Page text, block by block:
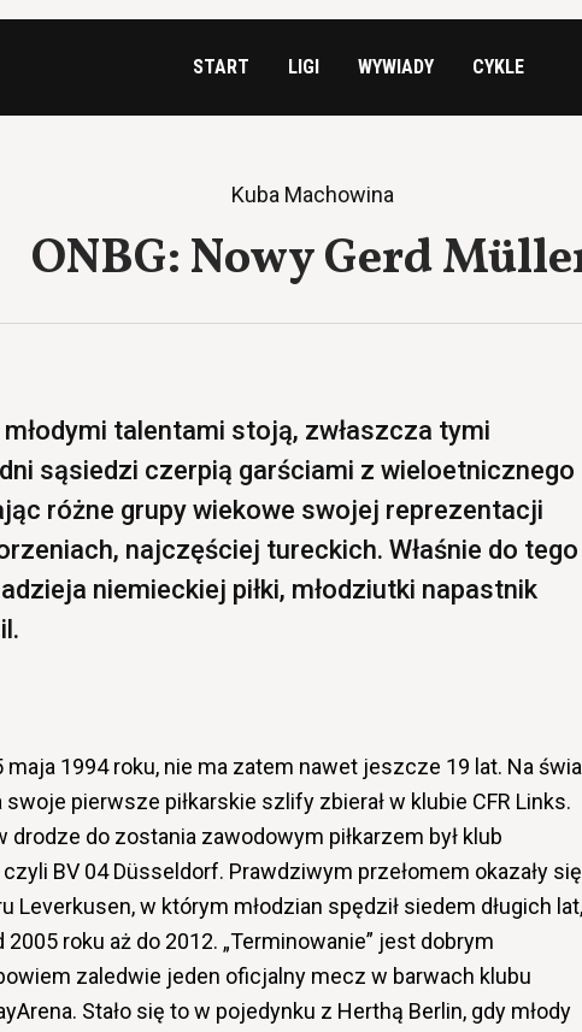
START LIGI WYWIADY CYKLE
Kuba Machowina
ONBG: Nowy Gerd
talentami stoją, zwłaszcza tymi
sąsiedzi czerpią garściami z wieloetnicznego
różne grupy wiekowe swojej reprezentacji
najczęściej tureckich. Właśnie do tego
niemieckiej piłki, młodziutki napastnik
maja 1994 roku, nie ma zatem nawet jeszcze 19 lat. Na
pierwsze piłkarskie szlify zbierał w klubie CFR Links.
do zostania zawodowym piłkarzem był klub
BV 04 Düsseldorf. Prawdziwym przełomem okazały się
Leverkusen, w którym młodzian spędził siedem długich lat,
roku aż do 2012. „Terminowanie” jest dobrym
zaledwie jeden oficjalny mecz w barwach klubu
Stało się to w pojedynku z Herthą Berlin, gdy młody